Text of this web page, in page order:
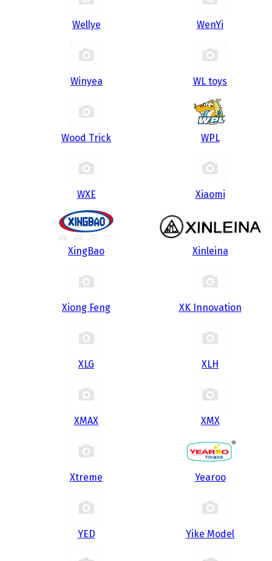
Wellye WenYi
Winyea WL toys
Wood Trick WPL
WXE Xiaomi
XingBao Xinleina
Xiong Feng XK Innovation
XLG XLH
XMAX XMX
Xtreme Yearoo
YED Yike Model